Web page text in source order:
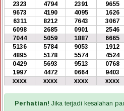
2323
4794 2391 9655
9673
4190 4095 1626
6311
8212 7643 3067
6098
2685 0901 2546
7044
5059 1887 6665
5136
5784 9053 1912
4895
5178 5574 4524
0429
5693 9513 0768
1997
4472 0664 9403
xxxx
xxxx xxxx xxxx
Perhatian! Jika terjadi kesalahan